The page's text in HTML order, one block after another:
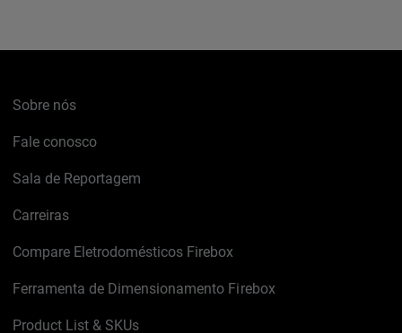
Sobre nós
Fale conosco
Sala de Reportagem
Carreiras
Compare Eletrodomésticos Firebox
Ferramenta de Dimensionamento Firebox
Product List & SKUs